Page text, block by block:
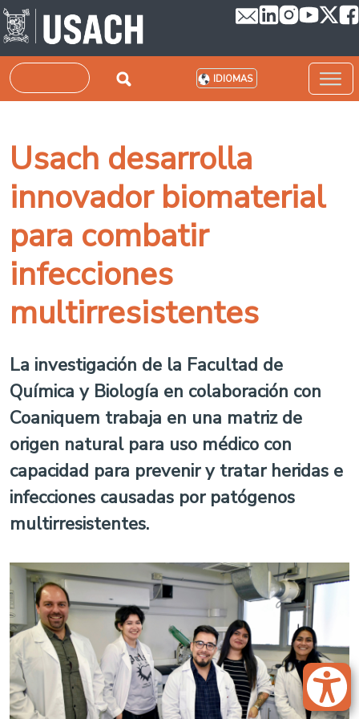
Pasar al contenido principal
Buscar IDIOMAS
Usach desarrolla
innovador biomaterial
para combatir
infecciones
multirresistentes
La investigación de la Facultad de
Química y Biología en colaboración con
Coaniquem trabaja en una matriz de
origen natural para uso médico con
capacidad para prevenir y tratar heridas e
infecciones causadas por patógenos
multirresistentes.